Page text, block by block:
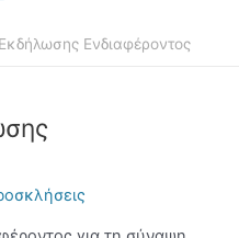
Ενδιαφέροντος